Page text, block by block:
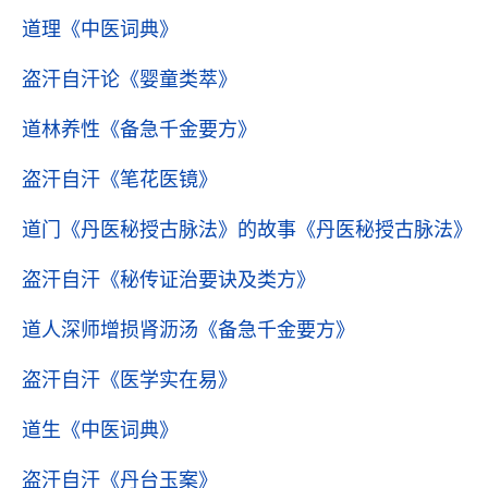
道理 《中医词典》
盗汗自汗论 《婴童类萃》
道林养性 《备急千金要方》
盗汗自汗 《笔花医镜》
道门《丹医秘授古脉法》的故事 《丹医秘授古脉法》
盗汗自汗 《秘传证治要诀及类方》
道人深师增损肾沥汤 《备急千金要方》
盗汗自汗 《医学实在易》
道生 《中医词典》
盗汗自汗 《丹台玉案》